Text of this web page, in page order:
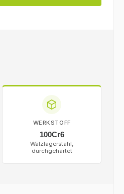
WERKSTOFF
100Cr6
Wälzlagerstahl,
durchgehärtet